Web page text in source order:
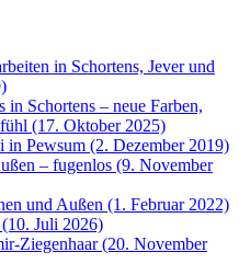
in Schortens, Jever und
Schortens – neue Farben,
(17. Oktober 2025)
in Pewsum (2. Dezember 2019)
– fugenlos (9. November
und Außen (1. Februar 2022)
Juli 2026)
Ziegenhaar (20. November